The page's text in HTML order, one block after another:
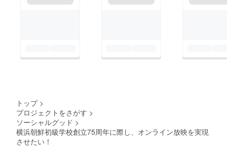
속으로 감사를 드립니
いです。
https://www.facebook.
com/yokohamacorea.
トップ >
プロジェクトをさがす >
ソーシャルグッド >
横浜朝鮮初級学校創立75周年に際し、オンライン放映を実現
させたい！